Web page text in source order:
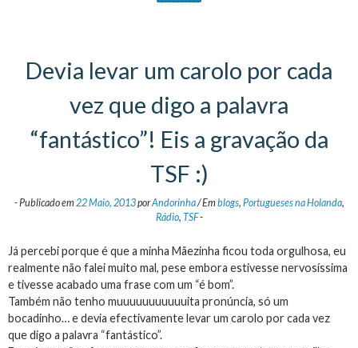
Devia levar um carolo por cada
vez que digo a palavra
“fantástico”! Eis a gravação da
TSF :)
-Publicado em22 Maio, 2013porAndorinha/Emblogs, Portugueses na Holanda,
Rádio, TSF-
Já percebi porque é que a minha Mãezinha ficou toda orgulhosa, eu
realmente não falei muito mal, pese embora estivesse nervosíssima
e tivesse acabado uma frase com um “é bom”.
Também não tenho muuuuuuuuuuuita pronúncia, só um
bocadinho… e devia efectivamente levar um carolo por cada vez
que digo a palavra “fantástico”.